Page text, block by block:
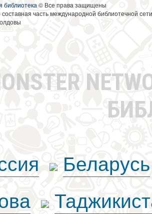
библиотека © Все права защищены
часть международной библиотечной
Беларусь